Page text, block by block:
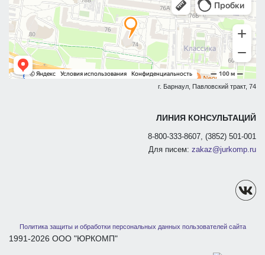
г. Барнаул, Павловский тракт, 74
ЛИНИЯ КОНСУЛЬТАЦИЙ
8-800-333-8607, (3852) 501-001
Для писем: zakaz@jurkomp.ru
Политика защиты и обработки персональных данных пользователей сайта
1991-2026 ООО "ЮРКОМП"